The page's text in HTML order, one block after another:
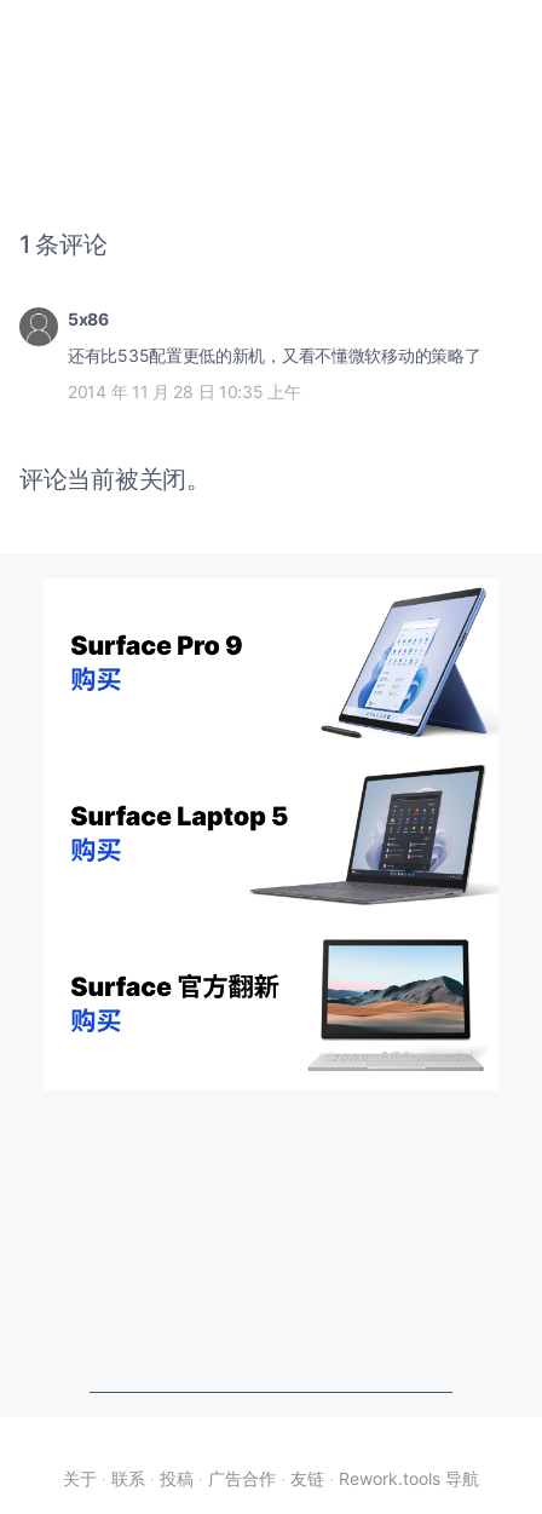
1 条评论
5x86
还有比535配置更低的新机，又看不懂微软移动的策略了
2014 年 11 月 28 日 10:35 上午
评论当前被关闭。
关于 · 联系 · 投稿 · 广告合作 · 友链 · Rework.tools 导航